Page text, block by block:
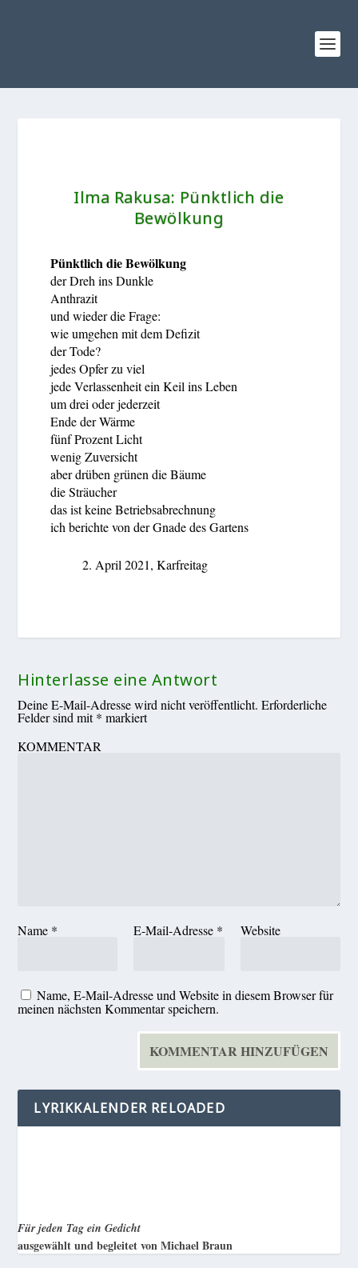
Ilma Rakusa: Pünktlich die
Bewölkung
Pünktlich die Bewölkung
der Dreh ins Dunkle
Anthrazit
und wieder die Frage:
wie umgehen mit dem Defizit
der Tode?
jedes Opfer zu viel
jede Verlassenheit ein Keil ins Leben
um drei oder jederzeit
Ende der Wärme
fünf Prozent Licht
wenig Zuversicht
aber drüben grünen die Bäume
die Sträucher
das ist keine Betriebsabrechnung
ich berichte von der Gnade des Gartens
2. April 2021, Karfreitag
Hinterlasse eine Antwort
Deine E-Mail-Adresse wird nicht veröffentlicht. Erforderliche
Felder sind mit* markiert
KOMMENTAR
Name * E-Mail-Adresse * Website
Name, E-Mail-Adresse und Website in diesem Browser für
meinen nächsten Kommentar speichern.
LYRIKKALENDER RELOADED
Für jeden Tag ein Gedicht
ausgewählt und begleitet von Michael Braun